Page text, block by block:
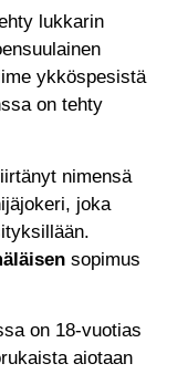
lukkarin
ykköspesistä
on tehty
nimensä
joka
sopimus
on 18-vuotias
aiotaan